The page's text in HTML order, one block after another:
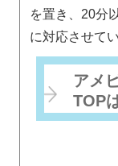
を置き、20分
に対応させて
アメ
TOP